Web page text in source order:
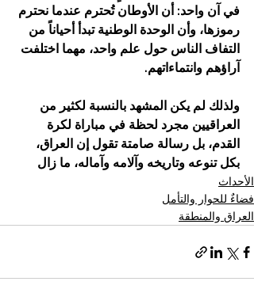
في آن واحد: أن الأوطان تُحترم عندما نحترم
رموزها، وأن الوحدة الوطنية تبدأ أحياناً من
التفاف الناس حول علم واحد، مهما اختلفت
آراؤهم وانتماءاتهم.
ولذلك لم يكن المشهد بالنسبة لكثير من
العراقيين مجرد لحظة في مباراة لكرة
القدم، بل رسالة صامتة تقول إن العراق،
بكل تنوعه وتاريخه وآلامه وآماله، ما زال
الأحداث
فضاءٌ للحوار والتأمل
العراق والمنطقة